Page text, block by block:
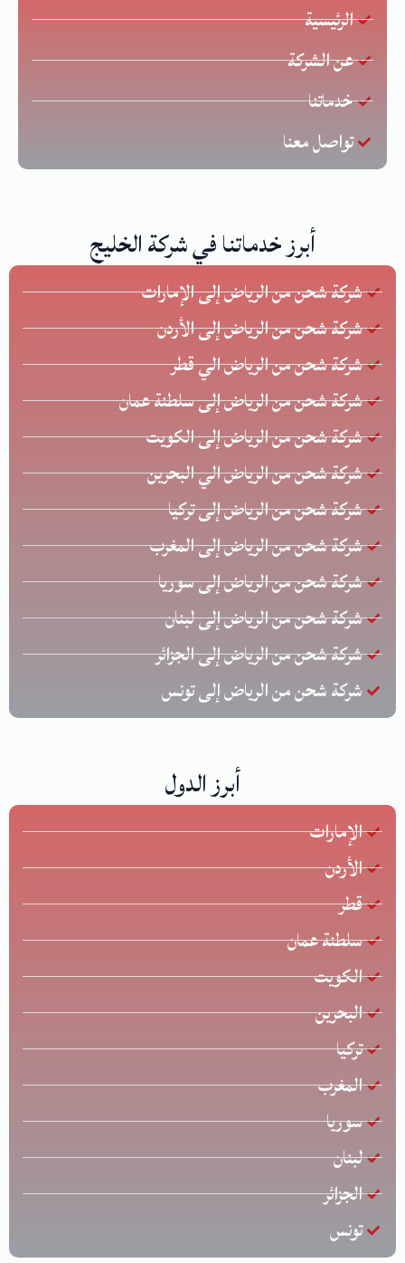
الرئيسية
عن الشركة
خدماتنا
تواصل معنا
أبرز خدماتنا في شركة الخليج
شركة شحن من الرياض إلى الإمارات
شركة شحن من الرياض إلى الأردن
شركة شحن من الرياض الي قطر
شركة شحن من الرياض إلى سلطنة عمان
شركة شحن من الرياض إلى الكويت
شركة شحن من الرياض الي البحرين
شركة شحن من الرياض إلى تركيا
شركة شحن من الرياض إلى المغرب
شركة شحن من الرياض إلى سوريا
شركة شحن من الرياض إلى لبنان
شركة شحن من الرياض إلى الجزائر
شركة شحن من الرياض إلى تونس
أبرز الدول
الإمارات
الأردن
قطر
سلطنة عمان
الكويت
البحرين
تركيا
المغرب
سوريا
لبنان
الجزائر
تونس